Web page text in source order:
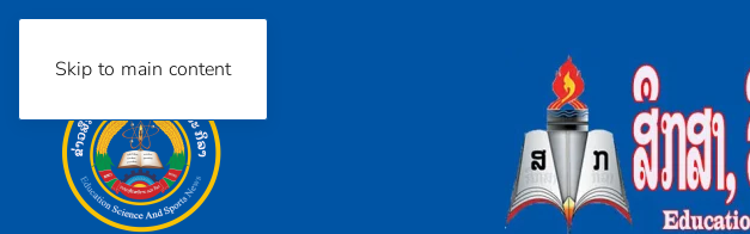
Skip to main content